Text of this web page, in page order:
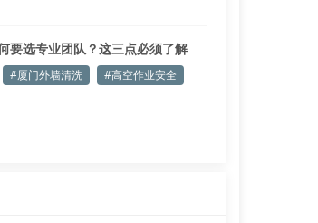
要选专业团队？这三点必须了解
#厦门外墙清洗 #高空作业安全